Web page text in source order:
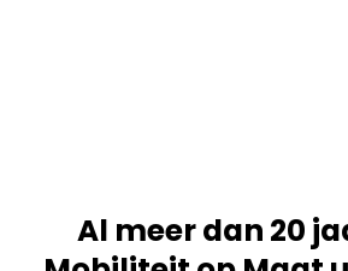
Al meer dan 20